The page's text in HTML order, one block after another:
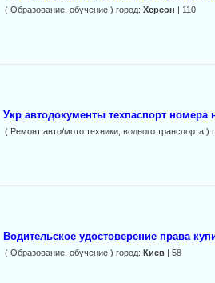
( Образование, обучение ) город: Херсон | 110
Укр автодокументы техпаспорт
( Ремонт авто/мото техники, водного транспорта )
Водительское удостоверение права
( Образование, обучение ) город: Киев| 58